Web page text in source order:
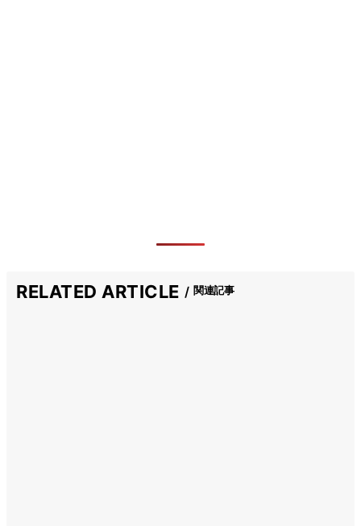
RELATED ARTICLE 関連記事